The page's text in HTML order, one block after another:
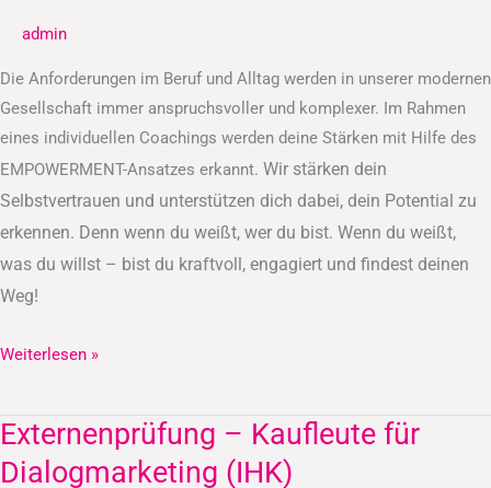
admin
Die Anforderungen im Beruf und Alltag werden in unserer modernen
Gesellschaft immer anspruchsvoller und komplexer. Im Rahmen
eines individuellen Coachings werden deine Stärken mit Hilfe des
EMPOWERMENT-Ansatzes erkannt. Wir stärken dein
Selbstvertrauen und unterstützen dich dabei, dein Potential zu
erkennen. Denn wenn du weißt, wer du bist. Wenn du weißt,
was du willst – bist du kraftvoll, engagiert und findest deinen
Weg!
Weiterlesen »
Externenprüfung – Kaufleute für
Dialogmarketing (IHK)
Externenprüfung
–